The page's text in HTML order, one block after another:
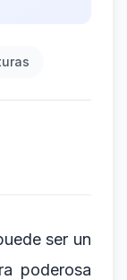
ser un
poderosa